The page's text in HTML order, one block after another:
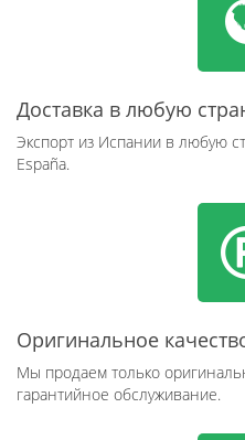
Доставка в любую
Экспорт из Испании в любую
España.
Оригинальное
Мы продаем только
гарантийное обслуживание.